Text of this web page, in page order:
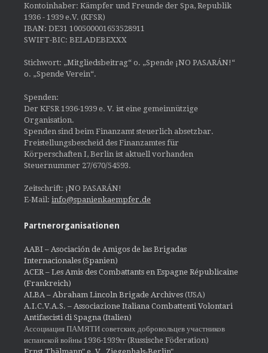
Kontoinhaber: Kämpfer und Freunde der Spa, Republik
1936 - 1939 e.V. (KFSR)
IBAN: DE31 100500001653528911
SWIFT-BIC: BELADEBEXXX
Stichwort: „Mitgliedsbeitrag“ o. „Spende ¡NO PASARÁN!“
o. „Spende Verein“.
Spenden:
Der KFSR 1936-1939 e. V. ist eine gemeinnützige
Organisation.
Spenden sind beim Finanzamt steuerlich absetzbar.
Freistellungsbescheid des Finanzamtes für
Körperschaften I, Berlin ist aktuell vorhanden
Steuernummer 27/670/54593.
Zeitschrift: ¡NO PASARÁN!
E-Mail: info@spanienkaempfer.de
Partnerorganisationen
AABI – Asociación de Amigos de las Brigadas
Internacionales (Spanien)
ACER – Les Amis des Combattants en Espagne Républicaine
(Frankreich)
ALBA – Abraham Lincoln Brigade Archives (USA)
A.I.C.V.A.S. – Associazione Italiana Combattenti Volontari
Antifascisti di Spagna (Italien)
Ассоциация ПАМЯТИ советских добровольцев участников
испанской войны 1936-1939гг (Russische Föderation)